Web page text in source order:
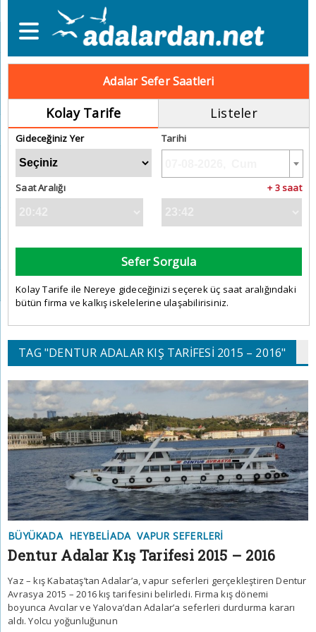
Adalar Sefer Saatleri
Kolay Tarife Listeler
Gideceğiniz Yer Tarihi
Saat Aralığı + 3 saat
Sefer Sorgula
Kolay Tarife ile Nereye gideceğinizi seçerek üç saat aralığındaki
bütün firma ve kalkış iskelelerine ulaşabilirisiniz.
TAG "DENTUR ADALAR KIŞ TARIFESI 2015 – 2016"
BÜYÜKADA HEYBELIADA VAPUR SEFERLERI
Dentur Adalar Kış Tarifesi 2015 – 2016
Yaz – kış Kabataş’tan Adalar’a, vapur seferleri gerçekleştiren Dentur
Avrasya 2015 – 2016 kış tarifesini belirledi. Firma kış dönemi
boyunca Avcılar ve Yalova’dan Adalar’a seferleri durdurma kararı
aldı. Yolcu yoğunluğunun